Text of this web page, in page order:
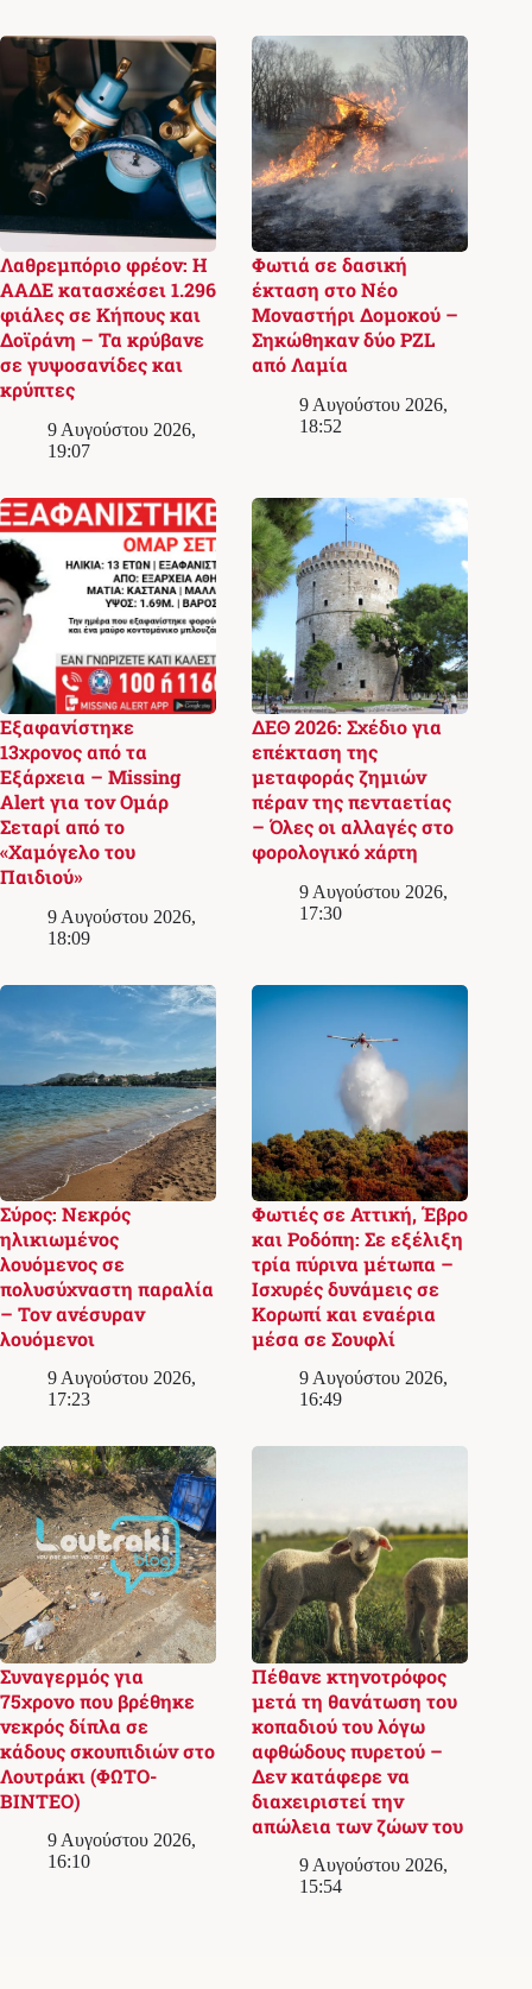
Λαθρεμπόριο φρέον: Η
ΑΑΔΕ κατασχέσει 1.296
φιάλες σε Κήπους και
Δοϊράνη – Τα κρύβανε
σε γυψοσανίδες και
κρύπτες
9 Αυγούστου 2026,
19:07
Φωτιά σε δασική
έκταση στο Νέο
Μοναστήρι Δομοκού –
Σηκώθηκαν δύο PZL
από Λαμία
9 Αυγούστου 2026,
18:52
Εξαφανίστηκε
13χρονος από τα
Εξάρχεια – Missing
Alert για τον Ομάρ
Σεταρί από το
«Χαμόγελο του
Παιδιού»
9 Αυγούστου 2026,
18:09
ΔΕΘ 2026: Σχέδιο για
επέκταση της
μεταφοράς ζημιών
πέραν της πενταετίας
– Όλες οι αλλαγές στο
φορολογικό χάρτη
9 Αυγούστου 2026,
17:30
Σύρος: Νεκρός
ηλικιωμένος
λουόμενος σε
πολυσύχναστη παραλία
– Τον ανέσυραν
λουόμενοι
9 Αυγούστου 2026,
17:23
Φωτιές σε Αττική, Έβρο
και Ροδόπη: Σε εξέλιξη
τρία πύρινα μέτωπα –
Ισχυρές δυνάμεις σε
Κορωπί και εναέρια
μέσα σε Σουφλί
9 Αυγούστου 2026,
16:49
Συναγερμός για
75χρονο που βρέθηκε
νεκρός δίπλα σε
κάδους σκουπιδιών στο
Λουτράκι (ΦΩΤΟ-
ΒΙΝΤΕΟ)
9 Αυγούστου 2026,
16:10
Πέθανε κτηνοτρόφος
μετά τη θανάτωση του
κοπαδιού του λόγω
αφθώδους πυρετού –
Δεν κατάφερε να
διαχειριστεί την
απώλεια των ζώων του
9 Αυγούστου 2026,
15:54